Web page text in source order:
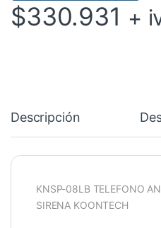
$330.931 +
Descripción
KNSP-08LB TELEFONO
SIRENA KOONTECH